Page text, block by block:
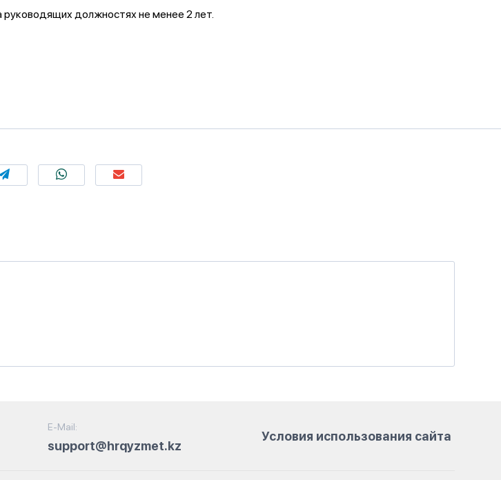
должностях не менее 2 лет.
E-Mail:
support@hrqyzmet.kz
Условия использования сайта